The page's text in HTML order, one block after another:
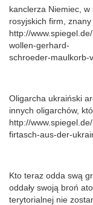
kanclerza Niemiec,
rosyjskich firm,
http://
wollen-gerhard-
schroeder-maulkorb-
Oligarcha ukraiński
innych oligarchów,
http://
firtasch-aus-der-
Kto teraz odda swą
oddały swoją broń
terytorialnej nie